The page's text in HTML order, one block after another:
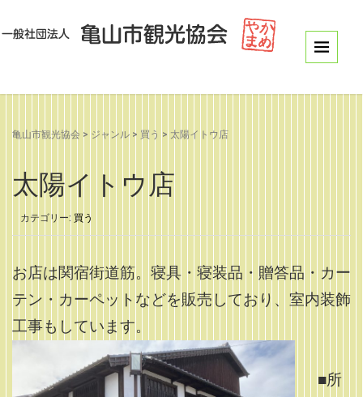
亀山市観光協会 > ジャンル > 買う > 太陽イトウ店
太陽イトウ店
カテゴリー: 買う
お店は関宿街道筋。 寝具・寝装品・贈答品・カー
テン・カーペットなどを販売しており、室内装飾
工事もしています。
■所